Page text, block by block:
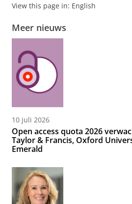
View this page in: English
Meer nieuws
10 juli 2026
Open access quota 2026
Taylor & Francis, Oxford
Emerald